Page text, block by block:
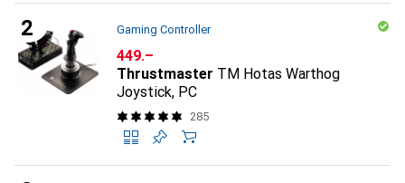
Gaming Controller
CHF
449.–
Thrustmaster TM Hotas Warthog
Joystick, PC
285